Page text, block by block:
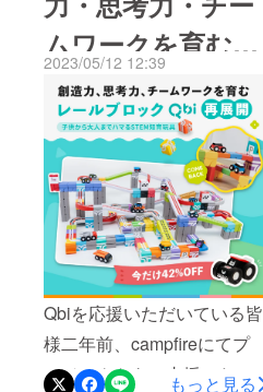
謝の気持ちを伝えるよう、
前例なしの優先発送をお決
まりました！今回のプロ
ジェクトの商品発送スケ
ジュールは8月より支援者の
手にお届け予定ですが、
5/31 前に、今回の新品レー
スセットや初めての方にも
おすすめの拡張セットをご
支援いただければ、7月下旬
に支援者の手にお届けしま
す！まだ支援をご検討して
いる方は、ぜひこのチャン
ムワークを育む
レールブロック
Qbi Toy
2023/05/12 12:39
Qbiを応援いただいている皆
様二年前、campfireにてプ
ロジェクトをご支援いただ
もっと見る